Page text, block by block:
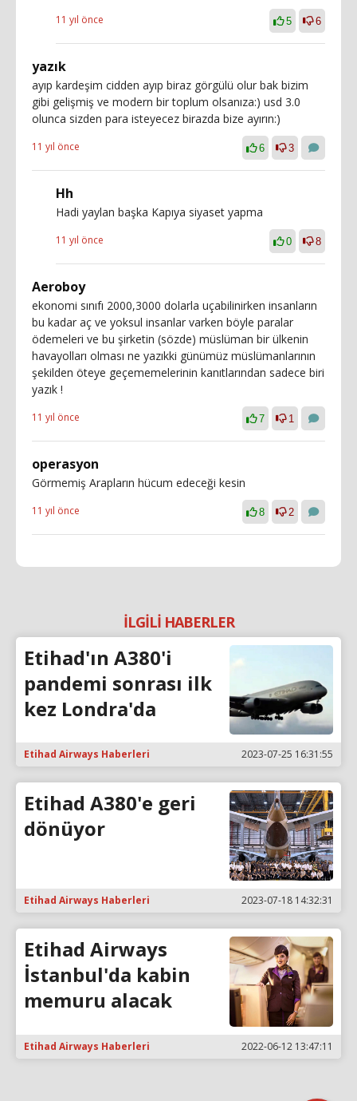
11 yıl önce 5 6
yazık
ayıp kardeşim cidden ayıp biraz görgülü olur bak bizim
gibi gelişmiş ve modern bir toplum olsanıza:) usd 3.0
olunca sizden para isteyecez birazda bize ayırın:)
11 yıl önce 6 3
Hh
Hadi yaylan başka Kapıya siyaset yapma
11 yıl önce 0 8
Aeroboy
ekonomi sınıfı 2000,3000 dolarla uçabilinirken insanların
bu kadar aç ve yoksul insanlar varken böyle paralar
ödemeleri ve bu şirketin (sözde) müslüman bir ülkenin
havayolları olması ne yazıkki günümüz müslümanlarının
şekilden öteye geçememelerinin kanıtlarından sadece biri
yazık !
11 yıl önce 7 1
operasyon
Görmemiş Arapların hücum edeceği kesin
11 yıl önce 8 2
İLGİLİ HABERLER
Etihad'ın A380'i
pandemi sonrası ilk
kez Londra'da
Etihad Airways Haberleri 2023-07-25 16:31:55
Etihad A380'e geri
dönüyor
Etihad Airways Haberleri 2023-07-18 14:32:31
Etihad Airways
İstanbul'da kabin
memuru alacak
Etihad Airways Haberleri 2022-06-12 13:47:11